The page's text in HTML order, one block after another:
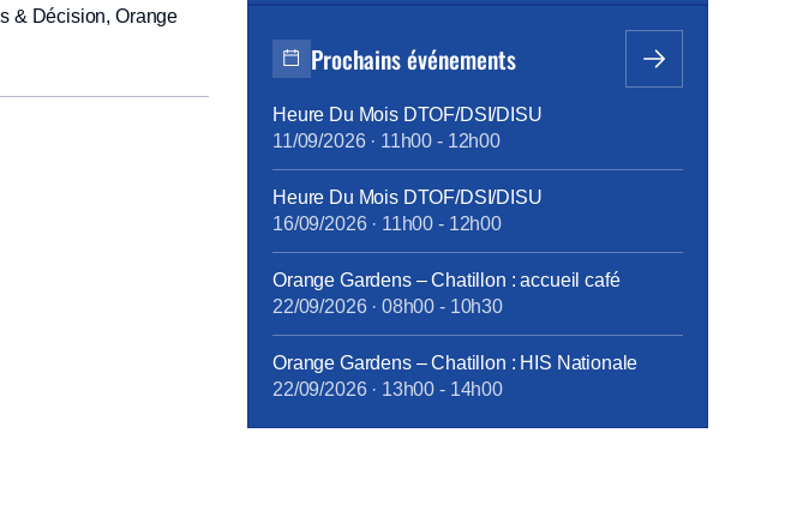
& Décision, Orange
charge par l’entreprise ; les seconds, s’ils le
souhaitent, s’assurent individuellement et payent
450 € bruts annuels introduite en février 2015.
Cette différence de traitement touche à sa fin,
grâce à la ténacité de la CFE-CGC Orange : à
compter du 1er janvier 2018, tous les personnels
bénéficieront des mêmes garanties.
tract_complémentaire_santé_octobre2017.pdf
Prochains événements
Heure Du Mois DTOF/DSI/DISU
11/09/2026· 11h00 - 12h00
Heure Du Mois DTOF/DSI/DISU
16/09/2026· 11h00 - 12h00
Orange Gardens – Chatillon : accueil café
22/09/2026· 08h00 - 10h30
Orange Gardens – Chatillon : HIS Nationale
22/09/2026· 13h00 - 14h00